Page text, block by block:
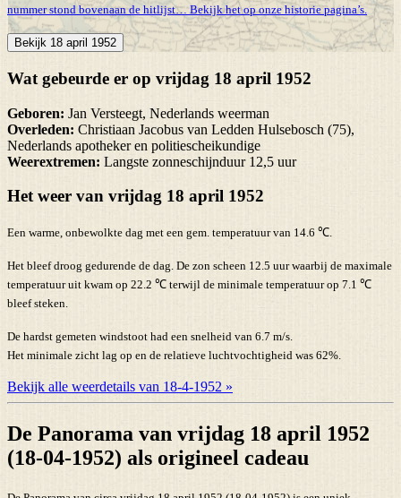
nummer stond bovenaan de hitlijst… Bekijk het op onze historie pagina’s.
Bekijk 18 april 1952
Wat gebeurde er op vrijdag 18 april 1952
Geboren: Jan Versteegt, Nederlands weerman
Overleden: Christiaan Jacobus van Ledden Hulsebosch (75),
Nederlands apotheker en politiescheikundige
Weerextremen: Langste zonneschijnduur 12,5 uur
Het weer van vrijdag 18 april 1952
Een warme, onbewolkte dag met een gem. temperatuur van 14.6 ℃.
Het bleef droog gedurende de dag. De zon scheen 12.5 uur waarbij de maximale
temperatuur uit kwam op 22.2 ℃ terwijl de minimale temperatuur op 7.1 ℃
bleef steken.
De hardst gemeten windstoot had een snelheid van 6.7 m/s.
Het minimale zicht lag op en de relatieve luchtvochtigheid was 62%.
Bekijk alle weerdetails van 18-4-1952 »
De Panorama van vrijdag 18 april 1952
(18-04-1952) als origineel cadeau